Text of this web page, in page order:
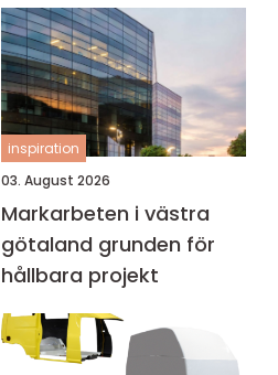
inspiration
03. August 2026
Markarbeten i västra
götaland grunden för
hållbara projekt